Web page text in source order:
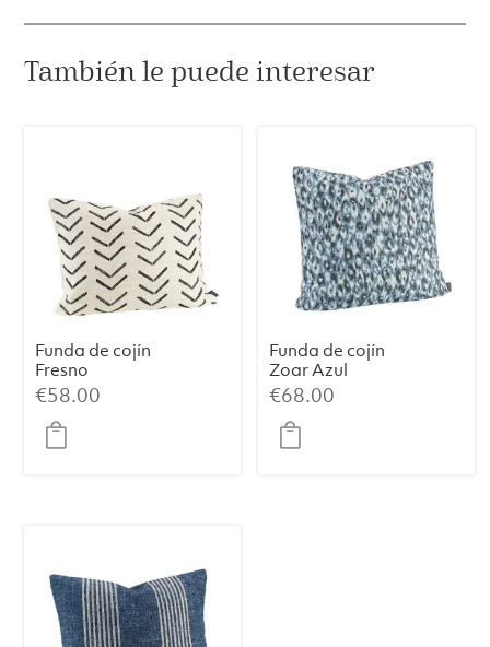
También le puede interesar
Funda de cojín
Fresno
€58.00
Funda de cojín
Zoar Azul
€68.00